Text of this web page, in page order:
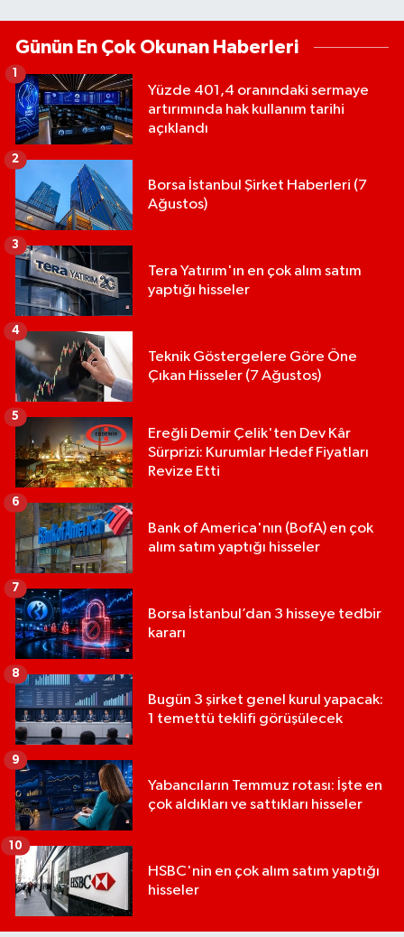
Günün En Çok Okunan Haberleri
Yüzde 401,4 oranındaki sermaye
artırımında hak kullanım tarihi
açıklandı
Borsa İstanbul Şirket Haberleri (7
Ağustos)
2
Tera Yatırım'ın en çok alım satım
yaptığı hisseler
3
Teknik Göstergelere Göre Öne
Çıkan Hisseler (7 Ağustos)
4
Ereğli Demir Çelik'ten Dev Kâr
Sürprizi: Kurumlar Hedef Fiyatları
Revize Etti
5
Bank of America'nın (BofA) en çok
alım satım yaptığı hisseler
6
Borsa İstanbul’dan 3 hisseye tedbir
kararı
7
Bugün 3 şirket genel kurul yapacak:
1 temettü teklifi görüşülecek
8
Yabancıların Temmuz rotası: İşte en
çok aldıkları ve sattıkları hisseler
9
HSBC'nin en çok alım satım yaptığı
hisseler
10